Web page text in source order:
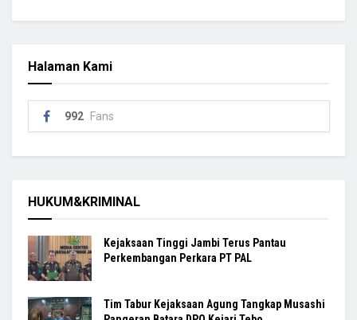
Halaman Kami
992 Fans
HUKUM&KRIMINAL
Kejaksaan Tinggi Jambi Terus Pantau
Perkembangan Perkara PT PAL
Tim Tabur Kejaksaan Agung Tangkap Musashi